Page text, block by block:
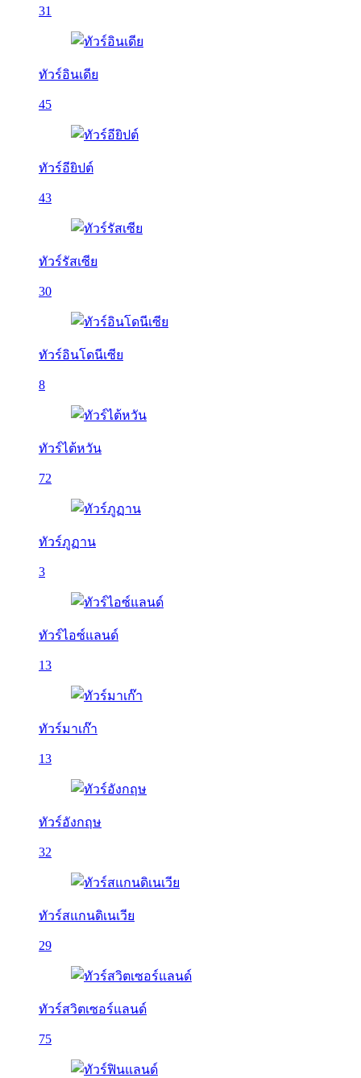
31
ทัวร์อินเดีย
45
ทัวร์อียิปต์
43
ทัวร์รัสเซีย
30
ทัวร์อินโดนีเซีย
8
ทัวร์ไต้หวัน
72
ทัวร์ภูฏาน
3
ทัวร์ไอซ์แลนด์
13
ทัวร์มาเก๊า
13
ทัวร์อังกฤษ
32
ทัวร์สแกนดิเนเวีย
29
ทัวร์สวิตเซอร์แลนด์
75